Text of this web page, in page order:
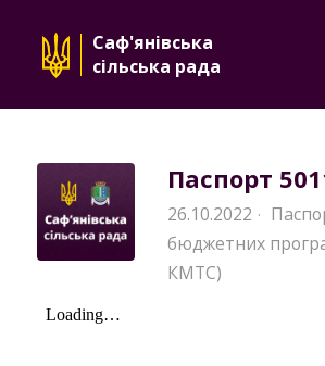
Саф'янівська
сільська рада
Паспорт
26.10.2022 ·
бюджетних
КМТС)